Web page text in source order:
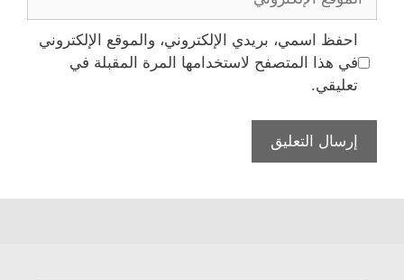
الإلكتروني
احفظ اسمي، بريدي الإلكتروني، والموقع الإلكتروني
في هذا المتصفح لاستخدامها المرة المقبلة في
تعليقي.